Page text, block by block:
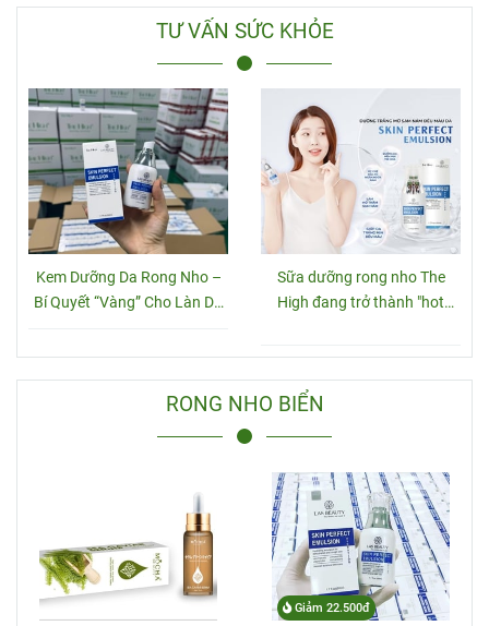
TƯ VẤN SỨC KHỎE
Kem Dưỡng Da Rong Nho –
Bí Quyết “Vàng” Cho Làn Da
Sữa dưỡng rong nho The
High đang trở thành "hot
RONG NHO BIỂN
Giảm 22.500đ